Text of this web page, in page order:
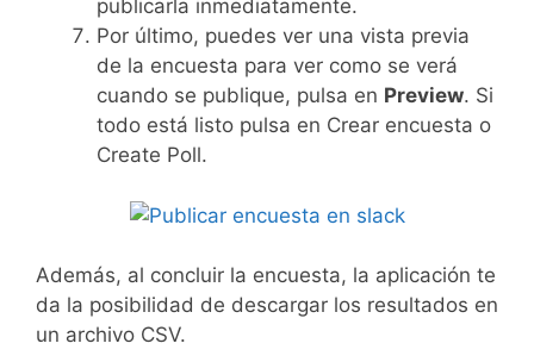
publicarla inmediatamente.
Por último, puedes ver una vista previa
de la encuesta para ver como se verá
cuando se publique, pulsa en Preview. Si
todo está listo pulsa en Crear encuesta o
Create Poll.
Además, al concluir la encuesta, la aplicación te
da la posibilidad de descargar los resultados en
un archivo CSV.